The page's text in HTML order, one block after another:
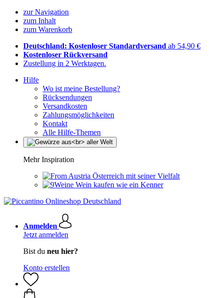
zur Navigation
zum Inhalt
zum Warenkorb
Deutschland: Kostenloser Standardversand ab 54,90 €
Kostenloser Rückversand
Zustellung in 2 Werktagen.
Hilfe
Wo ist meine Bestellung?
Rücksendungen
Versandkosten
Zahlungsmöglichkeiten
Kontakt
Alle Hilfe-Themen
Mehr Inspiration
Österreich mit seiner Vielfalt
Wein kaufen wie ein Kenner
Anmelden
Jetzt anmelden
Bist du neu hier?
Konto erstellen